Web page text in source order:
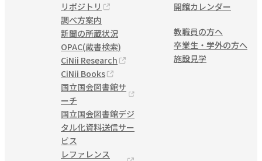
リポジトリ
調べ方案内
新聞の所蔵状況
OPAC(蔵書検索)
CiNii Research
CiNii Books
国立国会図書館サ
ーチ
国立国会図書館デジ
タル化資料送信サー
ビス
レファレンス
開館カレンダー
教職員の方へ
卒業生・学外の方へ
施設見学